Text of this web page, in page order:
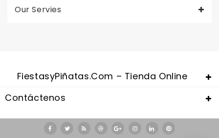
Our Servies
FiestasyPiñatas.com – Tienda Online
Contáctenos